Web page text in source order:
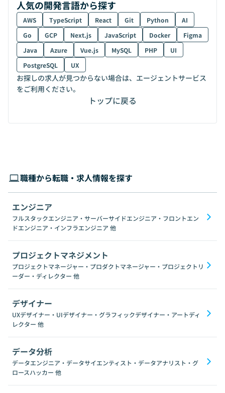
人気の開発言語から探す
AWS TypeScript React Git Python
AI
Go
GCP Next.js JavaScript Docker
Figma
Java
Azure Vue.js MySQL PHP
UI
PostgreSQL
UX
お探しの求人が見つからない場合は、エージェントサービス
をご利用ください。
トップに戻る
職種から転職・求人情報を探す
エンジニア
フルスタックエンジニア・サーバーサイドエンジニア・フロントエン
ドエンジニア・インフラエンジニア 他
プロジェクトマネジメント
プロジェクトマネージャー・プロダクトマネージャー・プロジェクトリ
ーダー・ディレクター 他
デザイナー
UXデザイナー・UIデザイナー・グラフィックデザイナー・アートディ
レクター 他
データ分析
データエンジニア・データサイエンティスト・データアナリスト・グ
ロースハッカー 他